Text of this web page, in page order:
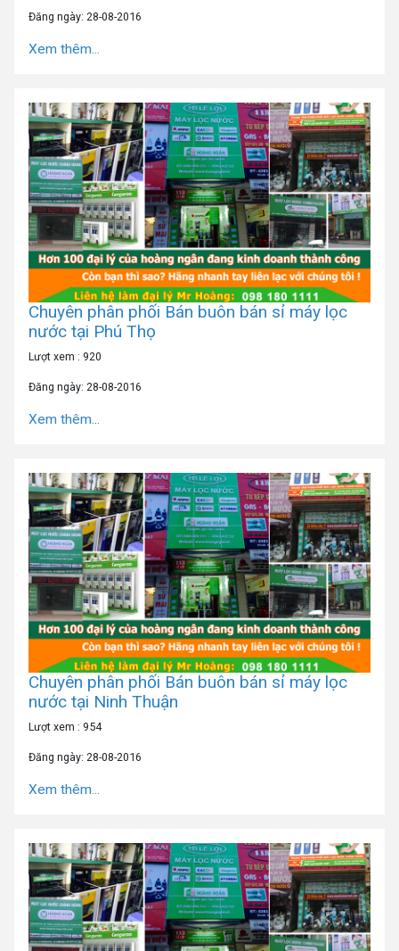
Đăng ngày: 28-08-2016
Xem thêm...
Chuyên phân phối Bán buôn bán sỉ máy lọc
nước tại Phú Thọ
Lượt xem : 920
Đăng ngày: 28-08-2016
Xem thêm...
Chuyên phân phối Bán buôn bán sỉ máy lọc
nước tại Ninh Thuận
Lượt xem : 954
Đăng ngày: 28-08-2016
Xem thêm...